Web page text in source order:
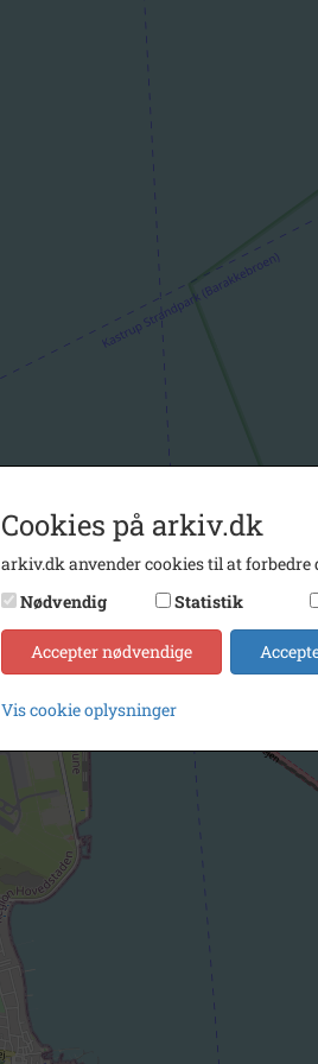
Cookies på arkiv.dk
arkiv.dk anvender cookies til at
Nødvendig
Statistik
Accepter nødvendige
Vis cookie oplysninger